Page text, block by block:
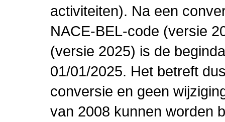
activiteiten). Na een
NACE-BEL-code (versie
(versie 2025) is de
01/01/2025. Het betreft
conversie en geen
van 2008 kunnen worden